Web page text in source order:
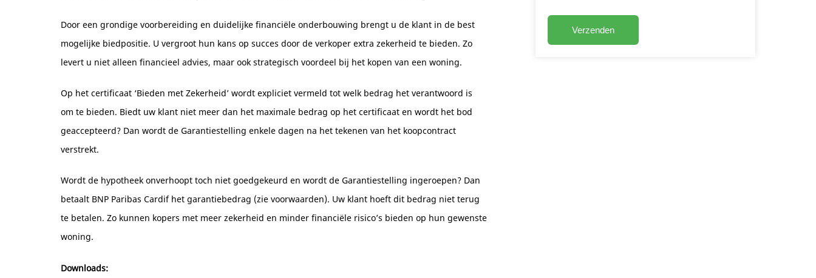
Door een grondige voorbereiding en duidelijke financiële onderbouwing brengt u de klant in de best
mogelijke biedpositie. U vergroot hun kans op succes door de verkoper extra zekerheid te bieden. Zo
levert u niet alleen financieel advies, maar ook strategisch voordeel bij het kopen van een woning.
Op het certificaat ‘Bieden met Zekerheid’ wordt expliciet vermeld tot welk bedrag het verantwoord is
om te bieden. Biedt uw klant niet meer dan het maximale bedrag op het certificaat en wordt het bod
geaccepteerd? Dan wordt de Garantiestelling enkele dagen na het tekenen van het koopcontract
verstrekt.
Wordt de hypotheek onverhoopt toch niet goedgekeurd en wordt de Garantiestelling ingeroepen? Dan
betaalt BNP Paribas Cardif het garantiebedrag (zie voorwaarden). Uw klant hoeft dit bedrag niet terug
te betalen. Zo kunnen kopers met meer zekerheid en minder financiële risico’s bieden op hun gewenste
woning.
Downloads: